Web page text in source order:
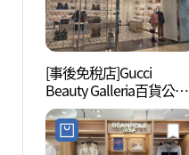
[事後免稅店]Gucci
Beauty Galleria百貨公司
Timeworld店(구찌뷰티
갤러리아백화점 타임월
드점)